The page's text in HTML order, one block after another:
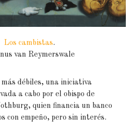
Los cambistas.
van Reymerswale
débiles, una iniciativa
a cabo por el obispo de
quien financia un banco
con empeño, pero sin interés.